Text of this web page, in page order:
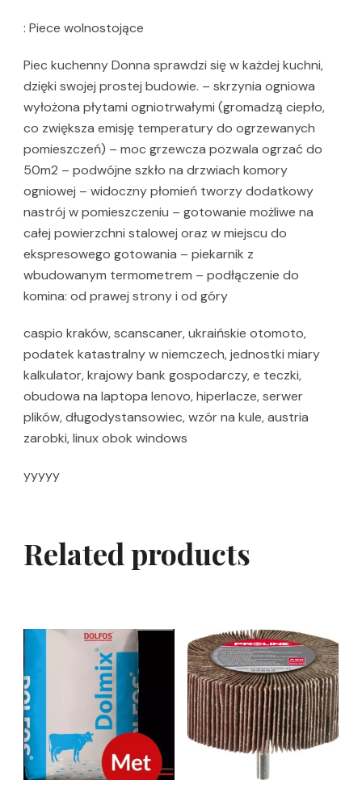
: Piece wolnostojące
Piec kuchenny Donna sprawdzi się w każdej kuchni,
dzięki swojej prostej budowie. – skrzynia ogniowa
wyłożona płytami ogniotrwałymi (gromadzą ciepło,
co zwiększa emisję temperatury do ogrzewanych
pomieszczeń) – moc grzewcza pozwala ogrzać do
50m2 – podwójne szkło na drzwiach komory
ogniowej – widoczny płomień tworzy dodatkowy
nastrój w pomieszczeniu – gotowanie możliwe na
całej powierzchni stalowej oraz w miejscu do
ekspresowego gotowania – piekarnik z
wbudowanym termometrem – podłączenie do
komina: od prawej strony i od góry
caspio kraków, scanscaner, ukraińskie otomoto,
podatek katastralny w niemczech, jednostki miary
kalkulator, krajowy bank gospodarczy, e teczki,
obudowa na laptopa lenovo, hiperlacze, serwer
plików, długodystansowiec, wzór na kule, austria
zarobki, linux obok windows
yyyyy
Related products